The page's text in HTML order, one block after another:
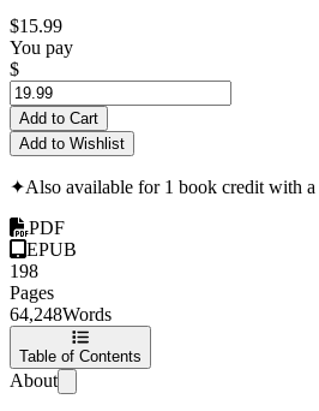
$15.99
You pay
$
Add to Cart
Add to Wishlist
✦Also available for 1 book credit with a
PDF
EPUB
198
Pages
64,248Words
Table of Contents
About